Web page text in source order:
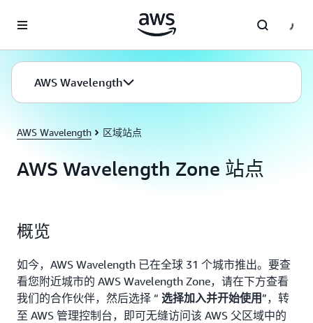
AWS Wavelength
AWS Wavelength 区域站点
AWS Wavelength Zone 站点
概览
如今，AWS Wavelength 已在全球 31 个城市推出。要查
看您附近城市的 AWS Wavelength Zone，请在下方查看
我们的合作伙伴，然后选择 “ 选择加入并开始使用 ”，转
至 AWS 管理控制台，即可无缝访问该 AWS 父区域中的